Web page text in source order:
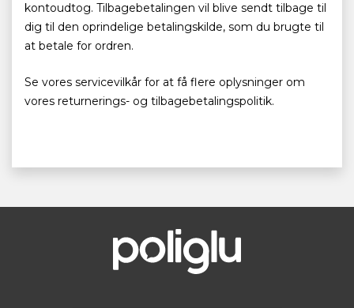
kontoudtog. Tilbagebetalingen vil blive sendt tilbage til
dig til den oprindelige betalingskilde, som du brugte til
at betale for ordren.
Se vores servicevilkår for at få flere oplysninger om
vores returnerings- og tilbagebetalingspolitik.